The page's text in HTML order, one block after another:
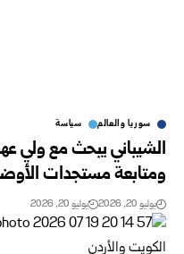
سوريا والعالم سياسة
الشيباني يبحث مع ولي
ومتابعة مستجدات
يوليو 20, 2026 يوليو 20, 2026